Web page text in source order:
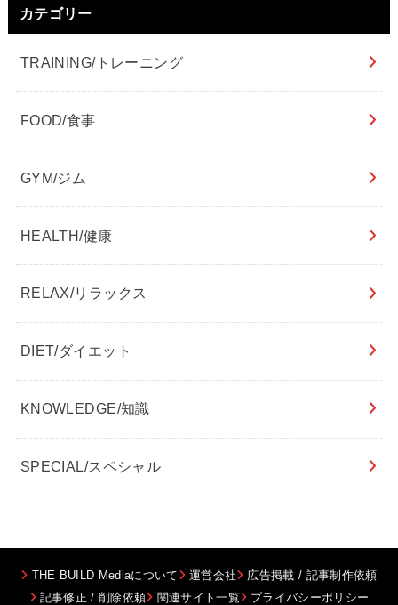
カテゴリー
TRAINING/トレーニング
FOOD/食事
GYM/ジム
HEALTH/健康
RELAX/リラックス
DIET/ダイエット
KNOWLEDGE/知識
SPECIAL/スペシャル
THE BUILD Mediaについて 運営会社
広告掲載 / 記事制作依頼
記事修正 / 削除依頼
関連サイト一覧 プライバシーポリシー